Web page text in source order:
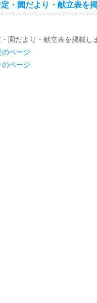
・園だより・献立表を
園だより・献立表を掲載し
ページ
ページ